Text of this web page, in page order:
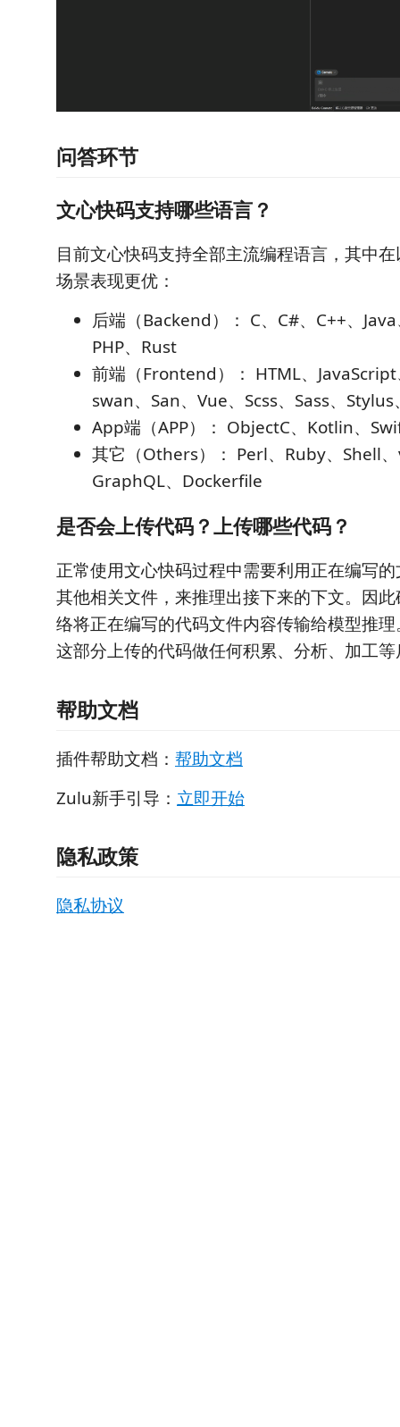
问答环节
文心快码支持哪些语言？
目前文心快码支持全部主流编程语言，其中
场景表现更优：
后端（Backend）： C、C#、C++、
PHP、Rust
前端（Frontend）： HTML、JavaScript
swan、San、Vue、Scss、Sass、
App端（APP）： ObjectC、Kotlin、
其它（Others）： Perl、Ruby、Shell
GraphQL、Dockerfile
是否会上传代码？上传哪些代码？
正常使用文心快码过程中需要利用正在编写
其他相关文件，来推理出接下来的下文。因
络将正在编写的代码文件内容传输给模型推
这部分上传的代码做任何积累、分析、加工
帮助文档
插件帮助文档： 帮助文档
Zulu新手引导： 立即开始
隐私政策
隐私协议